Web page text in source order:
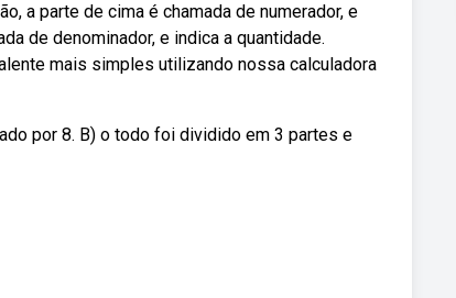
a parte de cima é chamada de numerador, e
de denominador, e indica a quantidade.
mais simples utilizando nossa calculadora
por 8. B) o todo foi dividido em 3 partes e